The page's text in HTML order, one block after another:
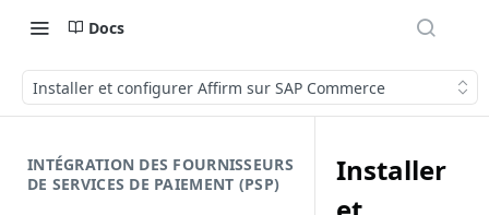
Docs
Installer et configurer Affirm sur SAP Commerce
INTÉGRATION DES FOURNISSEURS
DE SERVICES DE PAIEMENT (PSP)
Installer